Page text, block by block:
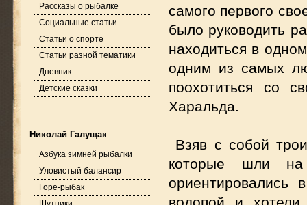
Рассказы о рыбалке
Социальные статьи
Статьи о спорте
Статьи разной тематики
Дневник
Детские сказки
Николай Галущак
Азбука зимней рыбалки
Уловистый балансир
Горе-рыбак
самого первого
было руководить
находиться в
одним из самых
поохотиться со
Харальда.
Взяв с собой
которые шли
ориентировались